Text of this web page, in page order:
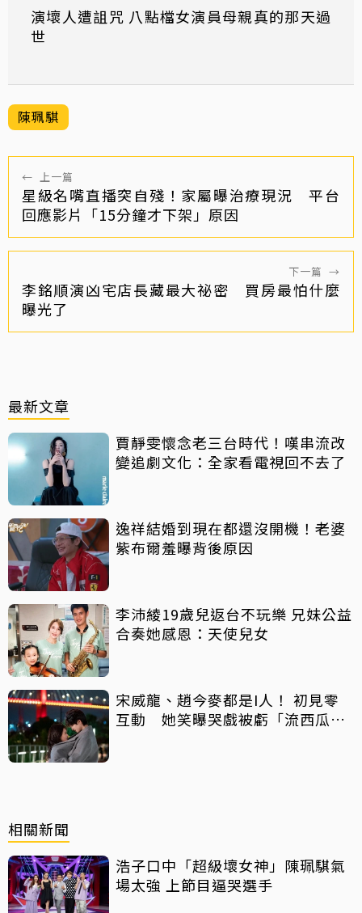
演壞人遭詛咒 八點檔女演員母親真的那天過
世
陳珮騏
← 上一篇
星級名嘴直播突自殘！家屬曝治療現況 平台
回應影片「15分鐘才下架」原因
下一篇 →
李銘順演凶宅店長藏最大祕密 買房最怕什麼
曝光了
最新文章
賈靜雯懷念老三台時代！嘆串流改
變追劇文化：全家看電視回不去了
逸祥結婚到現在都還沒開機！老婆
紫布爾羞曝背後原因
李沛綾19歲兒返台不玩樂 兄妹公益
合奏她感恩：天使兒女
宋威龍、趙今麥都是I人！ 初見零
互動 她笑曝哭戲被虧「流西瓜
相關新聞
浩子口中「超級壞女神」陳珮騏氣
場太強 上節目逼哭選手